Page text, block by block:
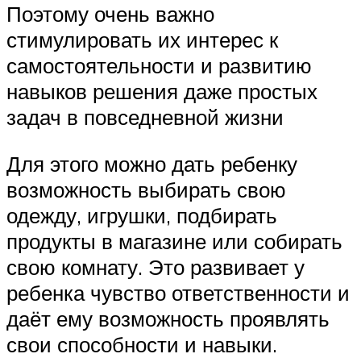
Поэтому очень важно
стимулировать их интерес к
самостоятельности и развитию
навыков решения даже простых
задач в повседневной жизни
Для этого можно дать ребенку
возможность выбирать свою
одежду, игрушки, подбирать
продукты в магазине или собирать
свою комнату. Это развивает у
ребенка чувство ответственности и
даёт ему возможность проявлять
свои способности и навыки.